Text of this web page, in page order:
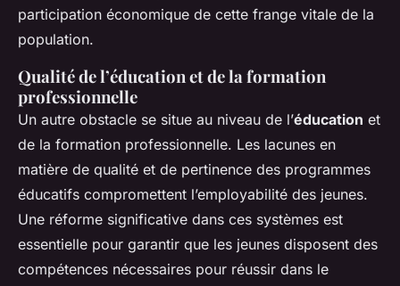
participation économique de cette frange vitale de la
population.
Qualité de l’éducation et de la formation
professionnelle
Un autre obstacle se situe au niveau de l’éducation et
de la formation professionnelle. Les lacunes en
matière de qualité et de pertinence des programmes
éducatifs compromettent l’employabilité des jeunes.
Une réforme significative dans ces systèmes est
essentielle pour garantir que les jeunes disposent des
compétences nécessaires pour réussir dans le